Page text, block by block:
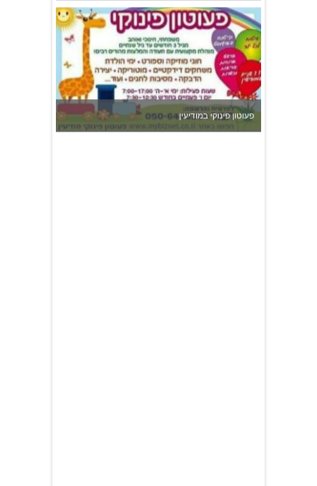
פעוטון פינוקי במודיעין